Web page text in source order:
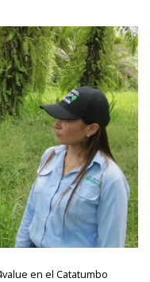
en el Catatumbo